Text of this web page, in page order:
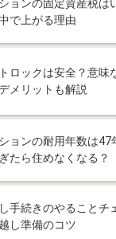
ョンの固定資産税は
で上がる理由
ロックは安全？意味
メリットも解説
ョンの耐用年数は47
たら住めなくなる？
手続きのやることチ
し準備のコツ